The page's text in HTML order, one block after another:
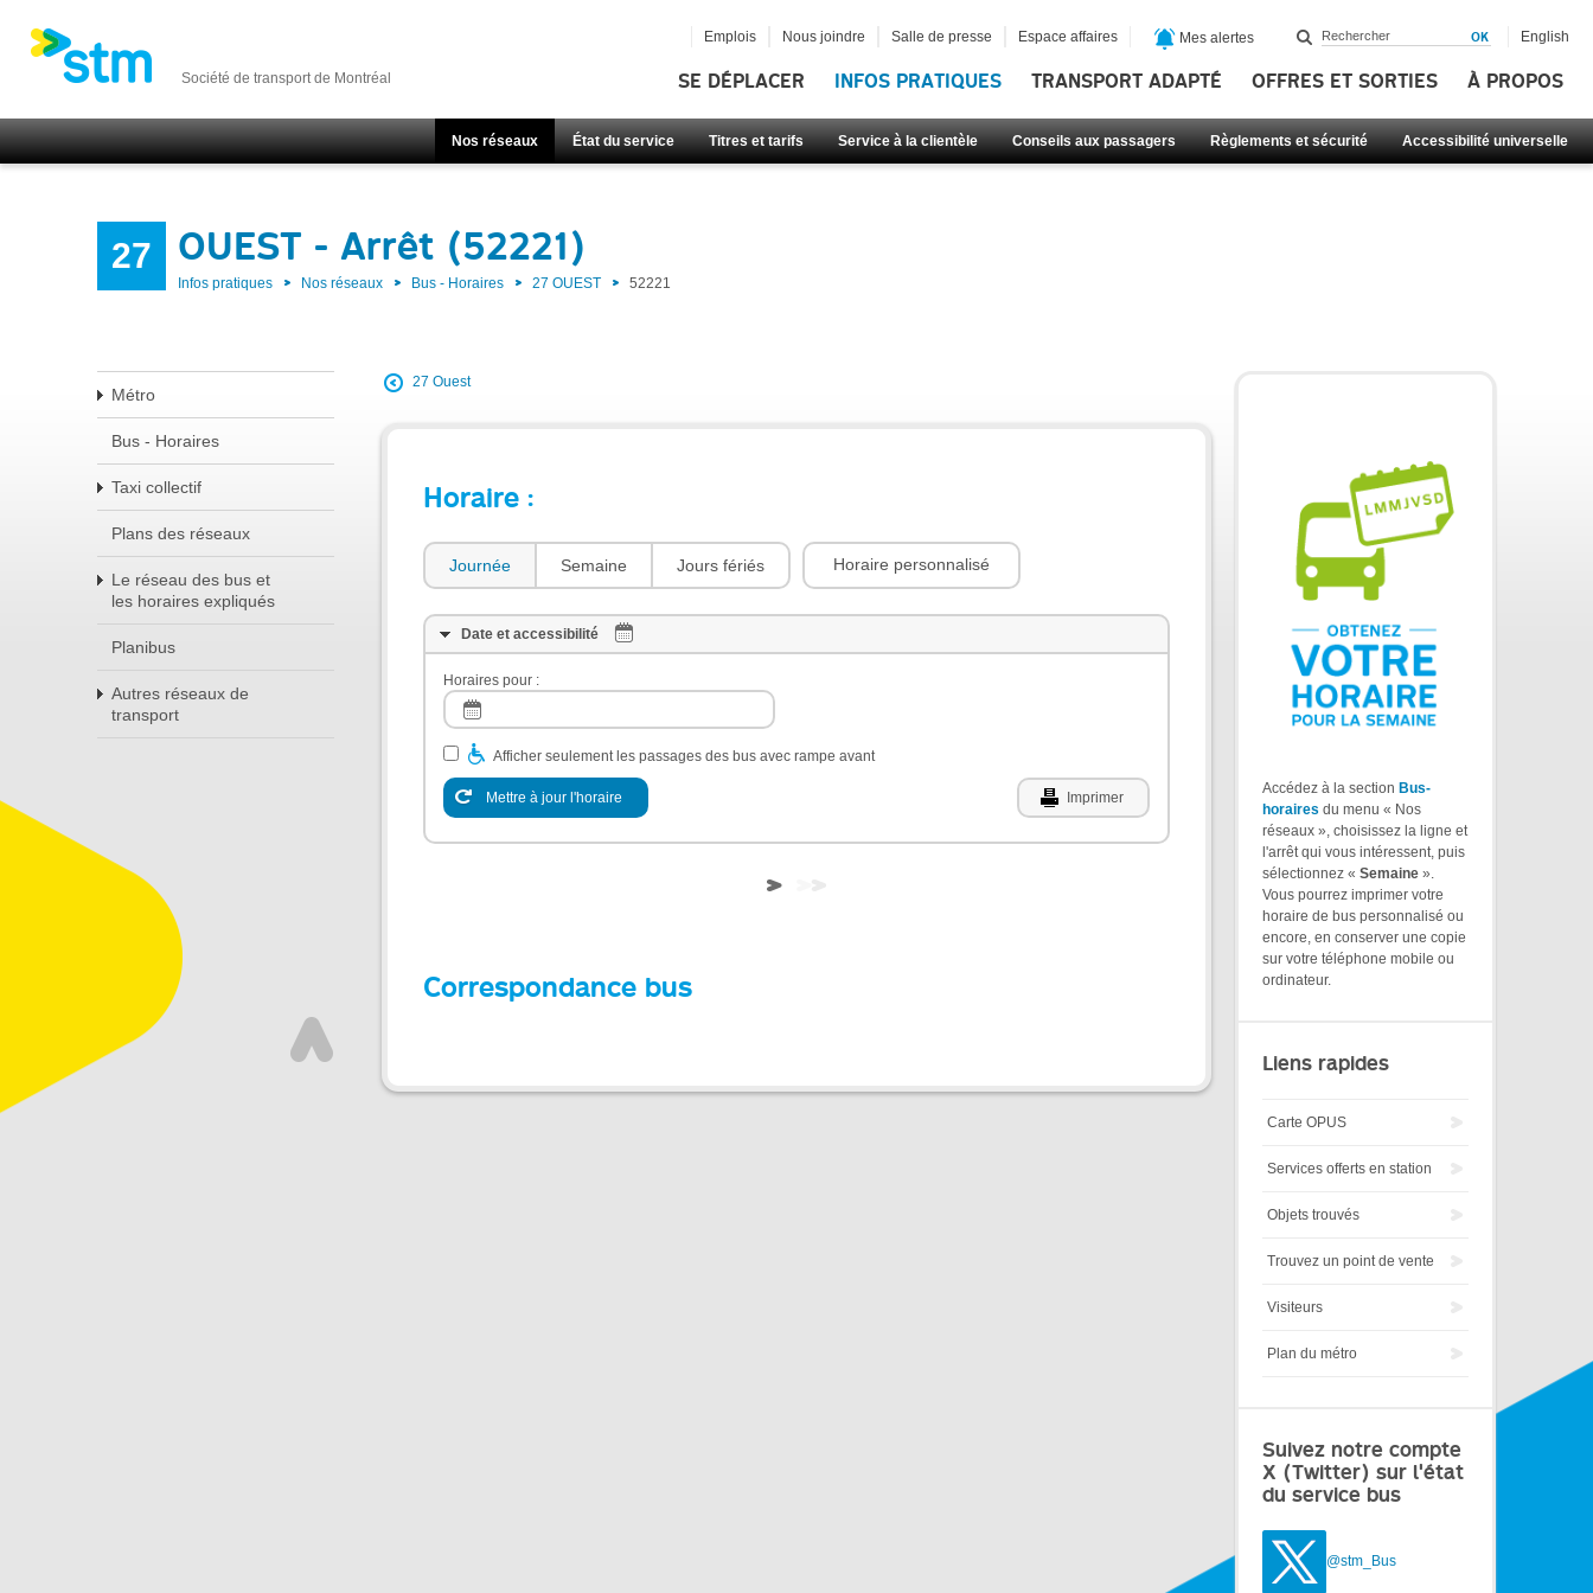
Société de transport de Montréal SE DÉPLACER INFOS PRATIQUES TRANSPORT ADAPTÉ OFFRES ET SORTIES À PROPOS
Nos réseaux État du service Titres et tarifs Service à la clientèle Conseils aux passagers Règlements et sécurité Accessibilité universelle
Emplois Nous joindre Salle de presse Espace affaires Mes alertes English
27 OUEST - Arrêt (52221)
Infos pratiques Nos réseaux Bus - Horaires 27 OUEST 52221
Métro
Bus - Horaires
Taxi collectif
Plans des réseaux
Le réseau des bus et
les horaires expliqués
Planibus
Autres réseaux de
transport
27 Ouest
Horaire :
Journée Semaine Jours fériés Horaire personnalisé
Date et accessibilité
Horaires pour :
Afficher seulement les passages des bus avec rampe avant
Mettre à jour l'horaire Imprimer
Correspondance bus
Accédez à la section Bus-
horaires du menu « Nos
réseaux », choisissez la ligne et
l'arrêt qui vous intéressent, puis
sélectionnez « Semaine ».
Vous pourrez imprimer votre
horaire de bus personnalisé ou
encore, en conserver une copie
sur votre téléphone mobile ou
ordinateur.
Liens rapides
Carte OPUS
Services offerts en station
Objets trouvés
Trouvez un point de vente
Visiteurs
Plan du métro
Suivez notre compte
X (Twitter) sur l'état
du service bus
@stm_Bus